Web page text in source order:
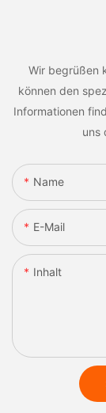
Wir begrüßen
können den
Informationen
uns
Name
E-Mail
Inhalt